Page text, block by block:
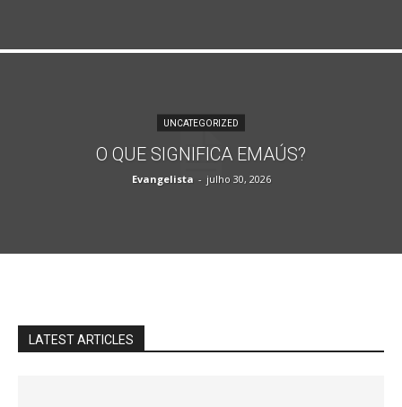
UNCATEGORIZED
O QUE SIGNIFICA EMAÚS?
Evangelista - julho 30, 2026
LATEST ARTICLES